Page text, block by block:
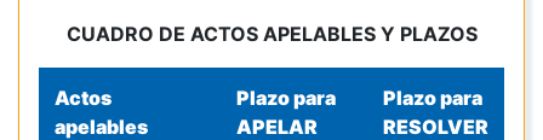
CUADRO DE ACTOS APELABLES Y PLAZOS
Actos
apelables
Plazo para
APELAR
Plazo para
RESOLVER